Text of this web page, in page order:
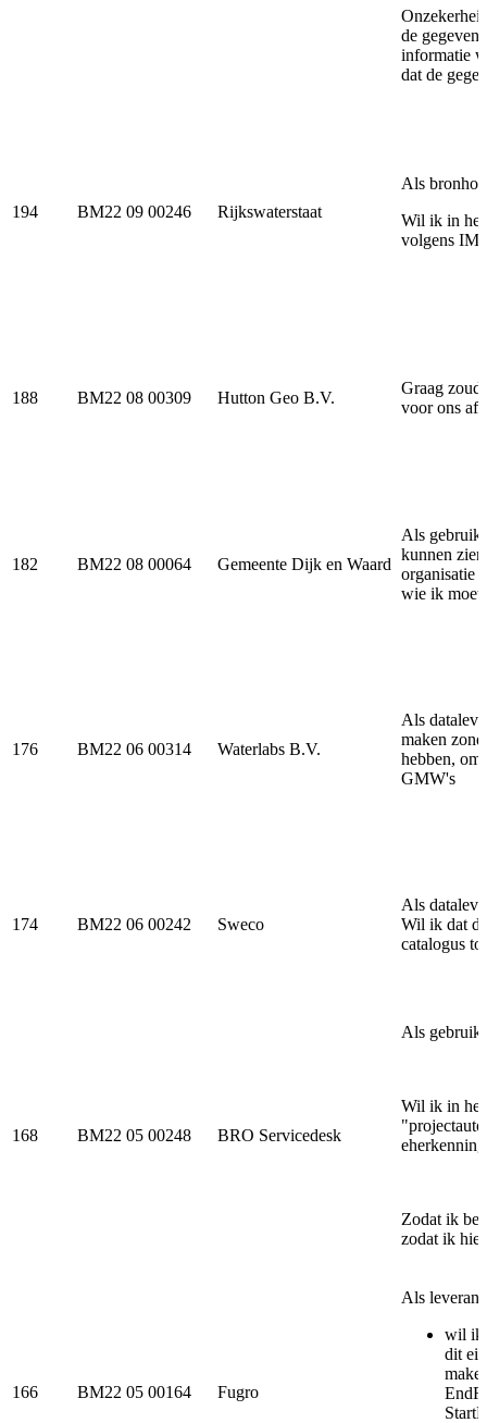
de
informatie
dat de
194 BM22 09 00246 Rijkswaterstaat
Als
Wil ik in het
volgens
188 BM22 08 00309 Hutton Geo B.V.
Graag
voor ons
182 BM22 08 00064 Gemeente Dijk en Waard
Als
kunnen
organisatie
wie ik moet
176 BM22 06 00314 Waterlabs B.V.
Als
maken
hebben,
GMW's
174 BM22 06 00242 Sweco
Als
Wil ik dat
catalogus
168 BM22 05 00248 BRO Servicedesk
Als
Wil ik in het
Zodat ik
zodat ik
166 BM22 05 00164 Fugro
Als
wil ik
dit